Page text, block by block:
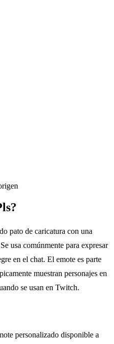
pato de caricatura con una
usa comúnmente para expresar
en el chat. El emote es parte
muestran personajes en
se usan en Twitch.
personalizado disponible a